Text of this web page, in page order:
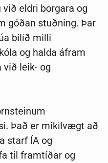
eldri borgara og
góðan stuðning. Þar
bilið milli
og halda áfram
við leik- og
Það er mikilvægt að
starf ÍA og
til framtíðar og